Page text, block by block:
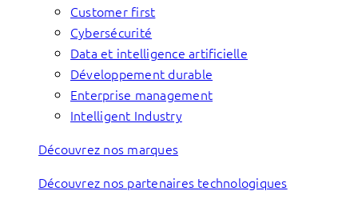
Customer first
Cybersécurité
Data et intelligence artificielle
Développement durable
Enterprise management
Intelligent Industry
Découvrez nos marques
Découvrez nos partenaires technologiques